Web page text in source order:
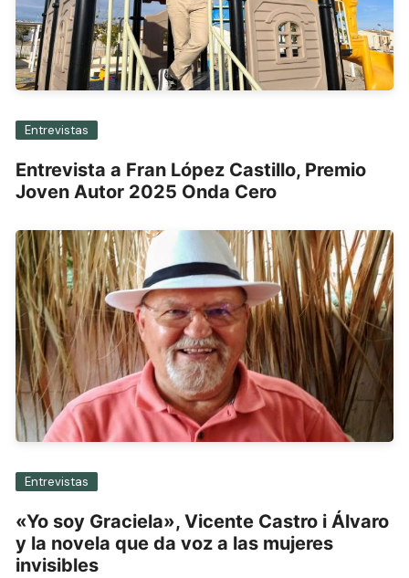
Entrevistas
Entrevista a Fran López Castillo, Premio
Joven Autor 2025 Onda Cero
Entrevistas
«Yo soy Graciela», Vicente Castro i Álvaro
y la novela que da voz a las mujeres
invisibles